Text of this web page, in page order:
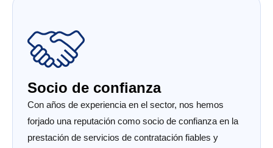
Socio de confianza
Con años de experiencia en el sector, nos hemos
forjado una reputación como socio de confianza en la
prestación de servicios de contratación fiables y